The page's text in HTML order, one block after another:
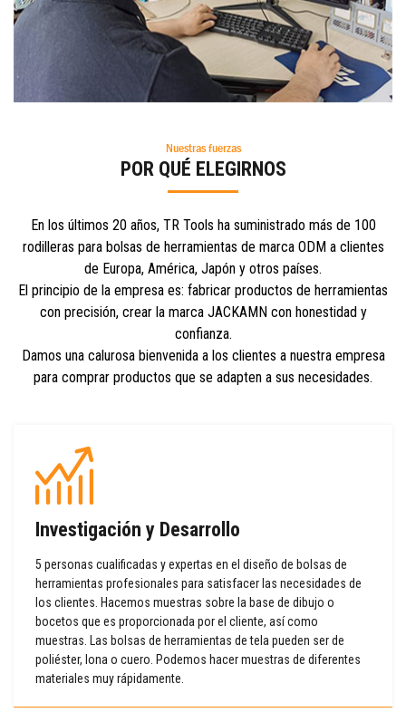
Nuestras fuerzas
POR QUÉ ELEGIRNOS
En los últimos 20 años, TR Tools ha suministrado más de 100
rodilleras para bolsas de herramientas de marca ODM a clientes
de Europa, América, Japón y otros países.
El principio de la empresa es: fabricar productos de herramientas
con precisión, crear la marca JACKAMN con honestidad y
confianza.
Damos una calurosa bienvenida a los clientes a nuestra empresa
para comprar productos que se adapten a sus necesidades.
Investigación y Desarrollo
5 personas cualificadas y expertas en el diseño de bolsas de
herramientas profesionales para satisfacer las necesidades de
los clientes. Hacemos muestras sobre la base de dibujo o
bocetos que es proporcionada por el cliente, así como
muestras. Las bolsas de herramientas de tela pueden ser de
poliéster, lona o cuero. Podemos hacer muestras de diferentes
materiales muy rápidamente.